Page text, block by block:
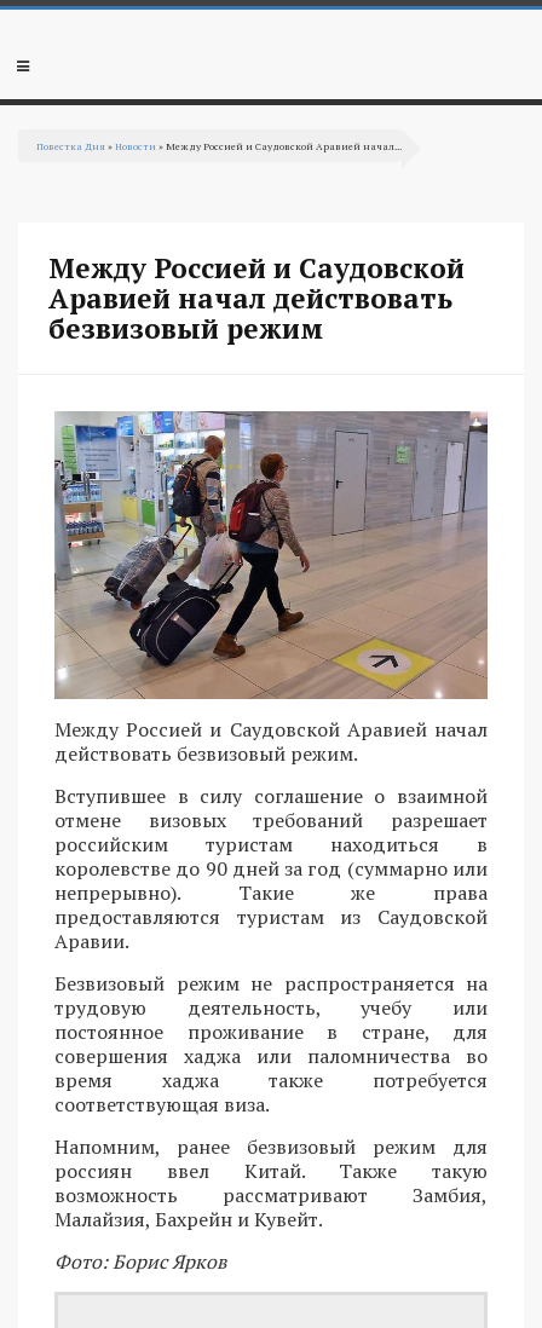
Перейти к основному содержанию
Мобильное
Повестка Дня »Новости » Между Россией и Саудовской Аравией начал...
Между Россией и Саудовской
Аравией начал действовать
безвизовый режим
Между Россией и Саудовской Аравией начал
действовать безвизовый режим.
Вступившее в силу соглашение о взаимной
отмене визовых требований разрешает
российским туристам находиться в
королевстве до 90 дней за год (суммарно или
непрерывно). Такие же права
предоставляются туристам из Саудовской
Аравии.
Безвизовый режим не распространяется на
трудовую деятельность, учебу или
постоянное проживание в стране, для
совершения хаджа или паломничества во
время хаджа также потребуется
соответствующая виза.
Напомним, ранее безвизовый режим для
россиян ввел Китай. Также такую
возможность рассматривают Замбия,
Малайзия, Бахрейн и Кувейт.
Фото: Борис Ярков